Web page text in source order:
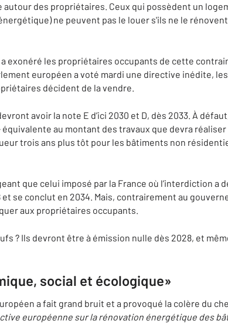
autour des propriétaires. Ceux qui possèdent un
ne peuvent pas le louer s'ils ne le
exonéré les propriétaires occupants de cette
européen a voté mardi une directive inédite,
décident de la vendre.
avoir la note E d’ici 2030 et D, dès 2033. À
équivalente au montant des travaux que devra réaliser
trois ans plus tôt pour les bâtiments non
que celui imposé par la France où l’interdiction a
se conclut en 2034. Mais, contrairement au
aux propriétaires occupants.
? Ils devront être à émission nulle dès 2028, et
social et écologique»
a fait grand bruit et a provoqué la colère du
européenne sur la rénovation énergétique des